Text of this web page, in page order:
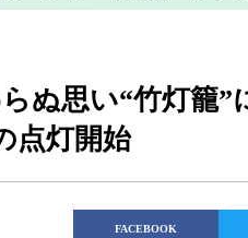
らぬ思い“竹灯
点灯開始
FACEBOOK